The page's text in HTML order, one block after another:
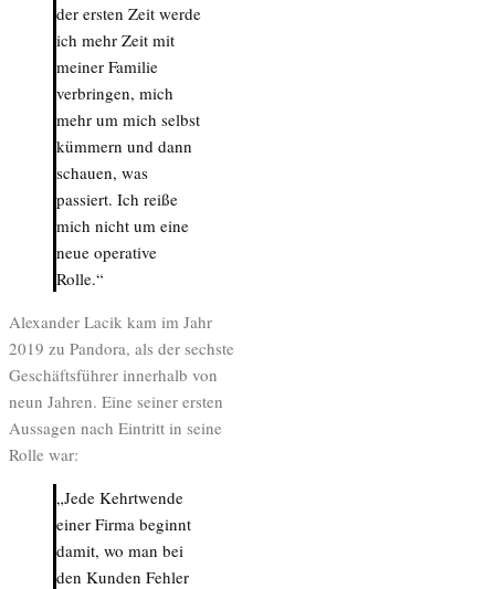
der ersten Zeit werde
ich mehr Zeit mit
meiner Familie
verbringen, mich
mehr um mich selbst
kümmern und dann
schauen, was
passiert. Ich reiße
mich nicht um eine
neue operative
Rolle.“
Alexander Lacik kam im Jahr
2019 zu Pandora, als der sechste
Geschäftsführer innerhalb von
neun Jahren. Eine seiner ersten
Aussagen nach Eintritt in seine
Rolle war:
„Jede Kehrtwende
einer Firma beginnt
damit, wo man bei
den Kunden Fehler